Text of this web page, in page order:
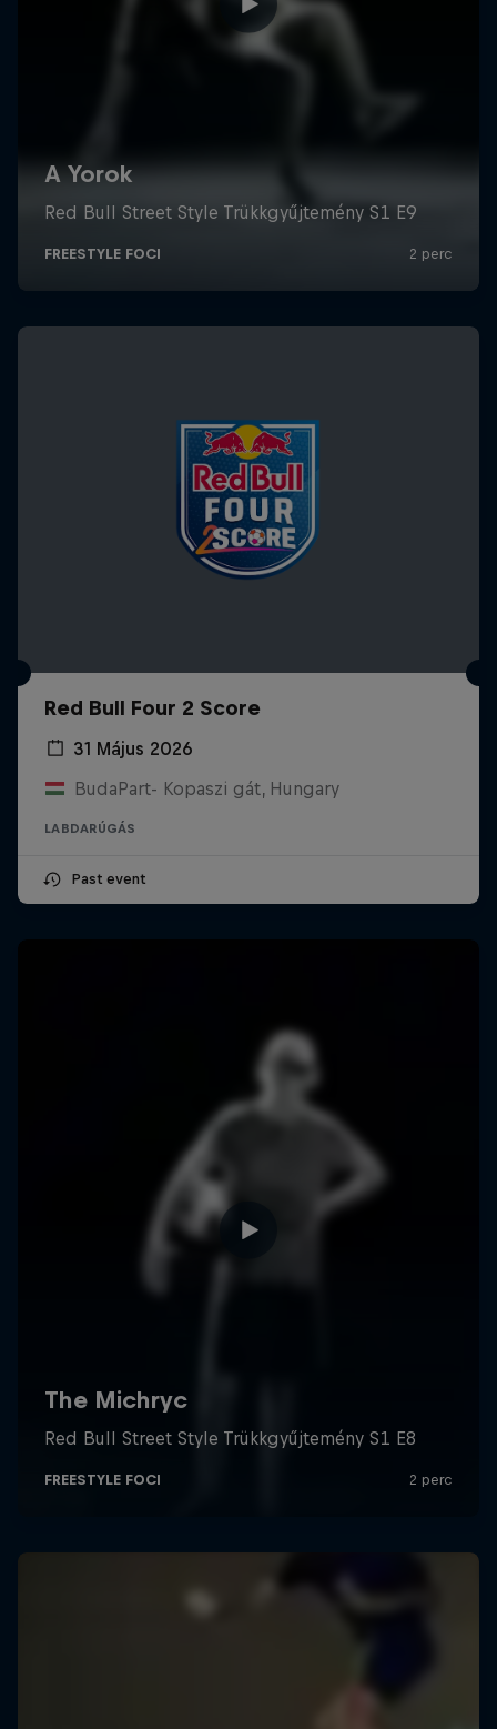
Red Bull Four 2 Score
31 Május 2026
BudaPart- Kopaszi gát, Hungary
LABDARÚGÁS
Past event